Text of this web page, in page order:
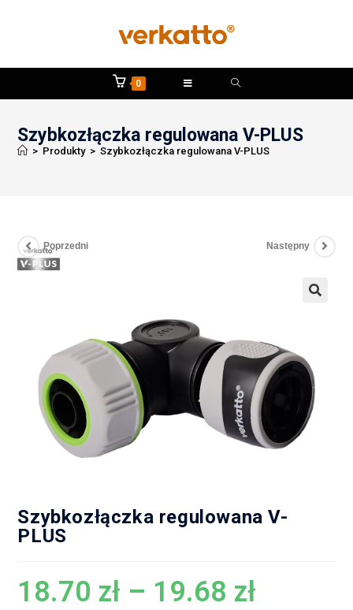
0
Szybkozłączka regulowana V-PLUS
> Produkty > Szybkozłączka regulowana V-PLUS
Poprzedni Następny
Szybkozłączka regulowana V-
PLUS
18.70 zł – 19.68 zł